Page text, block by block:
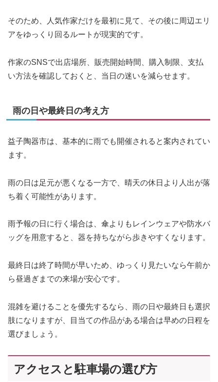
そのため、人気作家だけを最初に見て、その後に周辺エリ
アをゆっくり回るルートが現実的です。
作家のSNSで出店場所、販売開始時間、購入制限、支払
い方法を確認しておくと、当日の迷いを減らせます。
雨の日や最終日の考え方
益子陶器市は、基本的に雨でも開催されると案内されてい
ます。
雨の日は足元が悪くなる一方で、晴天の休日より人出が落
ち着く可能性があります。
雨予報の日に行く場合は、傘よりもレインウェアや防水バ
ッグを用意すると、器を持ちながら歩きやすくなります。
最終日は終了時間が早いため、ゆっくり見たいなら午前か
ら昼過ぎまでの来場が安心です。
混雑を避けることを優先するなら、雨の日や最終日も選択
肢になりますが、目当ての作品がある場合は早めの日程を
選びましょう。
アクセスと駐車場の選び方